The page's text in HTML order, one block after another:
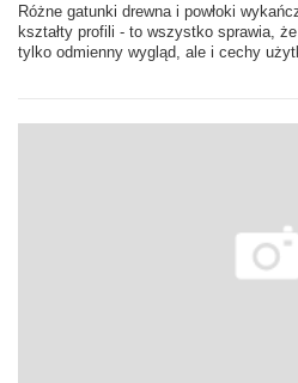
Różne gatunki drewna i powłoki
kształty profili - to wszystko sprawia,
tylko odmienny wygląd, ale i cechy